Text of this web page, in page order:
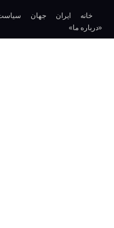
خانه ایران جهان
«درباره ما»